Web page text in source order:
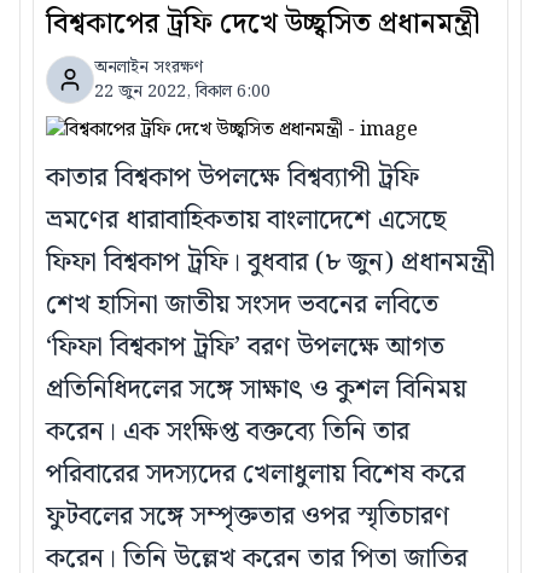
বিশ্বকাপের ট্রফি দেখে উচ্ছ্বসিত প্রধানমন্ত্রী
অনলাইন সংরক্ষণ
22 জুন 2022, বিকাল 6:00
কাতার বিশ্বকাপ উপলক্ষে বিশ্বব্যাপী ট্রফি
ভ্রমণের ধারাবাহিকতায় বাংলাদেশে এসেছে
ফিফা বিশ্বকাপ ট্রফি। বুধবার (৮ জুন) প্রধানমন্ত্রী
শেখ হাসিনা জাতীয় সংসদ ভবনের লবিতে
‘ফিফা বিশ্বকাপ ট্রফি’ বরণ উপলক্ষে আগত
প্রতিনিধিদলের সঙ্গে সাক্ষাৎ ও কুশল বিনিময়
করেন। এক সংক্ষিপ্ত বক্তব্যে তিনি তার
পরিবারের সদস্যদের খেলাধুলায় বিশেষ করে
ফুটবলের সঙ্গে সম্পৃক্ততার ওপর স্মৃতিচারণ
করেন। তিনি উল্লেখ করেন তার পিতা জাতির